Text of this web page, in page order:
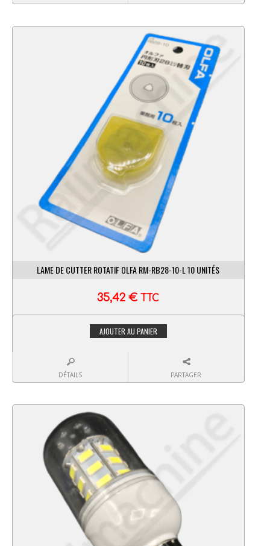
LAME DE CUTTER ROTATIF OLFA RM-RB28-10-L 10 UNITÉS
35,42€ TTC
AJOUTER AU PANIER
DÉTAILS PARTAGER